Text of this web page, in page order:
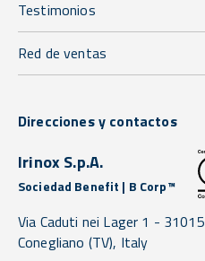
Testimonios
Red de ventas
Direcciones y contactos
Irinox S.p.A.
Sociedad Benefit | B Corp™
Via Caduti nei Lager 1 - 31015
Conegliano (TV), Italy